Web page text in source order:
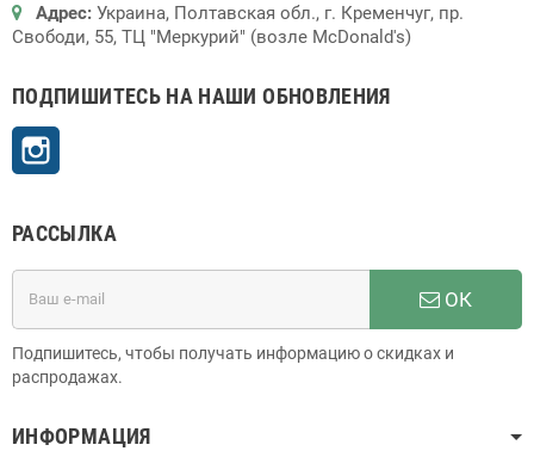
Адрес: Украина, Полтавская обл., г. Кременчуг, пр.
Свободи, 55, ТЦ "Меркурий" (возле McDonald's)
ПОДПИШИТЕСЬ НА НАШИ ОБНОВЛЕНИЯ
РАССЫЛКА
ОК
Подпишитесь, чтобы получать информацию о скидках и
распродажах.
ИНФОРМАЦИЯ